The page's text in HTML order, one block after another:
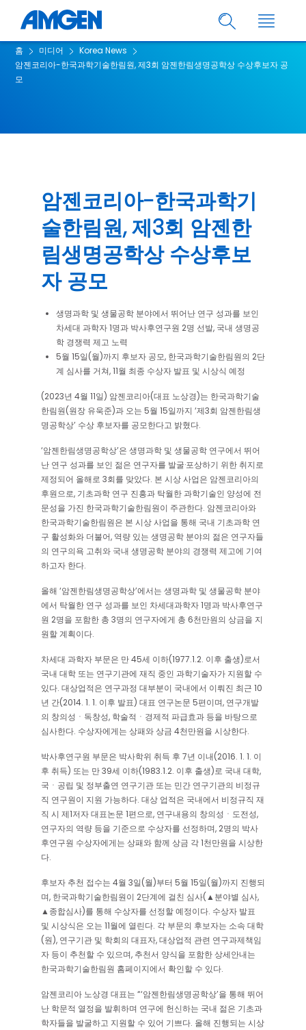
홈 미디어
Korea News
암젠코리아-한국과학기술한림원, 제3회 암젠한림생명공학상 수상후보자 공
모
암젠코리아-한국과학기
술한림원, 제3회 암젠한
림생명공학상 수상후보
자 공모
생명과학 및 생물공학 분야에서 뛰어난 연구 성과를 보인
차세대 과학자 1명과 박사후연구원 2명 선발, 국내 생명공
학 경쟁력 제고 노력
5월 15일(월)까지 후보자 공모, 한국과학기술한림원의 2단
계 심사를 거쳐, 11월 최종 수상자 발표 및 시상식 예정
(2023년 4월 11일) 암젠코리아(대표 노상경)는 한국과학기술
한림원(원장 유욱준)과 오는 5월 15일까지 ‘제3회 암젠한림생
명공학상’ 수상 후보자를 공모한다고 밝혔다.
‘암젠한림생명공학상’은 생명과학 및 생물공학 연구에서 뛰어
난 연구 성과를 보인 젊은 연구자를 발굴·포상하기 위한 취지로
제정되어 올해로 3회를 맞았다. 본 시상 사업은 암젠코리아의
후원으로, 기초과학 연구 진흥과 탁월한 과학기술인 양성에 전
문성을 가진 한국과학기술한림원이 주관한다. 암젠코리아와
한국과학기술한림원은 본 시상 사업을 통해 국내 기초과학 연
구 활성화와 더불어, 역량 있는 생명공학 분야의 젊은 연구자들
의 연구의욕 고취와 국내 생명공학 분야의 경쟁력 제고에 기여
하고자 한다.
올해 ‘암젠한림생명공학상’에서는 생명과학 및 생물공학 분야
에서 탁월한 연구 성과를 보인 차세대과학자 1명과 박사후연구
원 2명을 포함한 총 3명의 연구자에게 총 6천만원의 상금을 지
원할 계획이다.
차세대 과학자 부문은 만 45세 이하(1977.1.2. 이후 출생)로서
국내 대학 또는 연구기관에 재직 중인 과학기술자가 지원할 수
있다. 대상업적은 연구과정 대부분이 국내에서 이뤄진 최근 10
년 간(2014. 1. 1. 이후 발표) 대표 연구논문 5편이며, 연구개발
의 창의성ㆍ독창성, 학술적ㆍ경제적 파급효과 등을 바탕으로
심사한다. 수상자에게는 상패와 상금 4천만원을 시상한다.
박사후연구원 부문은 박사학위 취득 후 7년 이내(2016. 1. 1. 이
후 취득) 또는 만 39세 이하(1983.1.2. 이후 출생)로 국내 대학,
국ㆍ공립 및 정부출연 연구기관 또는 민간 연구기관의 비정규
직 연구원이 지원 가능하다. 대상 업적은 국내에서 비정규직 재
직 시 제1저자 대표논문 1편으로, 연구내용의 창의성ㆍ도전성,
연구자의 역량 등을 기준으로 수상자를 선정하며, 2명의 박사
후연구원 수상자에게는 상패와 함께 상금 각 1천만원을 시상한
다.
후보자 추천 접수는 4월 3일(월)부터 5월 15일(월)까지 진행되
며, 한국과학기술한림원이 2단계에 걸친 심사(▲분야별 심사,
▲종합심사)를 통해 수상자를 선정할 예정이다. 수상자 발표
및 시상식은 오는 11월에 열린다. 각 부문의 후보자는 소속 대학
(원), 연구기관 및 학회의 대표자, 대상업적 관련 연구과제책임
자 등이 추천할 수 있으며, 추천서 양식을 포함한 상세안내는
한국과학기술한림원 홈페이지에서 확인할 수 있다.
암젠코리아 노상경 대표는 “‘암젠한림생명공학상’을 통해 뛰어
난 학문적 열정을 발휘하며 연구에 헌신하는 국내 젊은 기초과
학자들을 발굴하고 지원할 수 있어 기쁘다. 올해 진행되는 시상